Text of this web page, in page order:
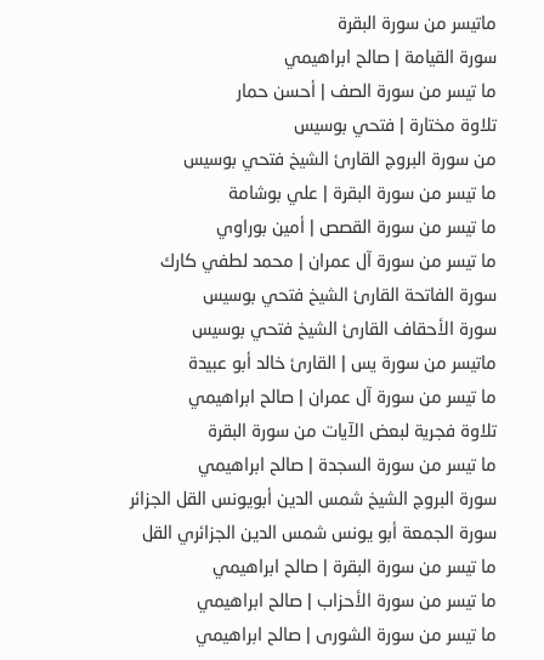
ماتيسر من سورة البقرة
سورة القيامة | صالح ابراهيمي
ما تيسر من سورة الصف | أحسن حمار
تلاوة مختارة | فتحي بوسيس
من سورة البروج القارئ الشيخ فتحي بوسيس
ما تيسر من سورة البقرة | علي بوشامة
ما تيسر من سورة القصص | أمين بوراوي
ما تيسر من سورة آل عمران | محمد لطفي كارك
سورة الفاتحة القارئ الشيخ فتحي بوسيس
سورة الأحقاف القارئ الشيخ فتحي بوسيس
ماتيسر من سورة يس | القارئ خالد أبو عبيدة
ما تيسر من سورة آل عمران | صالح ابراهيمي
تلاوة فجرية لبعض الآيات من سورة البقرة
ما تيسر من سورة السجدة | صالح ابراهيمي
سورة البروج الشيخ شمس الدين أبويونس القل الجزائر
سورة الجمعة أبو يونس شمس الدين الجزائري القل
ما تيسر من سورة البقرة | صالح ابراهيمي
ما تيسر من سورة الأحزاب | صالح ابراهيمي
ما تيسر من سورة الشورى | صالح ابراهيمي